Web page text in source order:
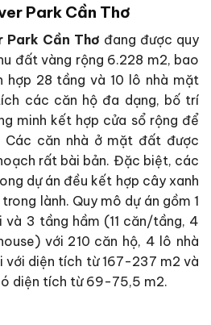
Park Cần Thơ
Park Cần Thơ đang được quy
đất vàng rộng 6.228 m2, bao
hợp 28 tầng và 10 lô nhà mặt
các căn hộ đa dạng, bố trí
minh kết hợp cửa sổ rộng để
Các căn nhà ở mặt đất được
rất bài bản. Đặc biệt, các
dự án đều kết hợp cây xanh
lành. Quy mô dự án gồm 1
3 tầng hầm (11 căn/tầng, 4
với 210 căn hộ, 4 lô nhà
với diện tích từ 167-237 m2 và
diện tích từ 69-75,5 m2.